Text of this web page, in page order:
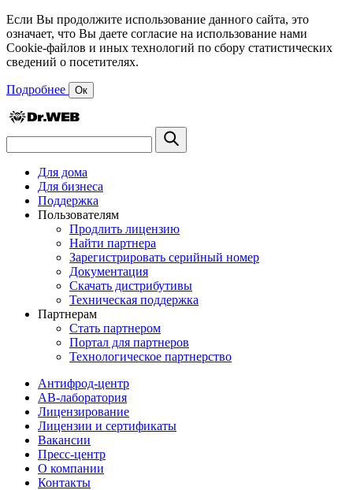
Если Вы продолжите использование данного сайта, это
означает, что Вы даете согласие на использование нами
Cookie-файлов и иных технологий по сбору статистических
сведений о посетителях.
Подробнее Ок
Для дома
Для бизнеса
Поддержка
Пользователям
Продлить лицензию
Найти партнера
Зарегистрировать серийный номер
Документация
Скачать дистрибутивы
Техническая поддержка
Партнерам
Стать партнером
Портал для партнеров
Технологическое партнерство
Антифрод-центр
АВ-лаборатория
Лицензирование
Лицензии и сертификаты
Вакансии
Пресс-центр
О компании
Контакты